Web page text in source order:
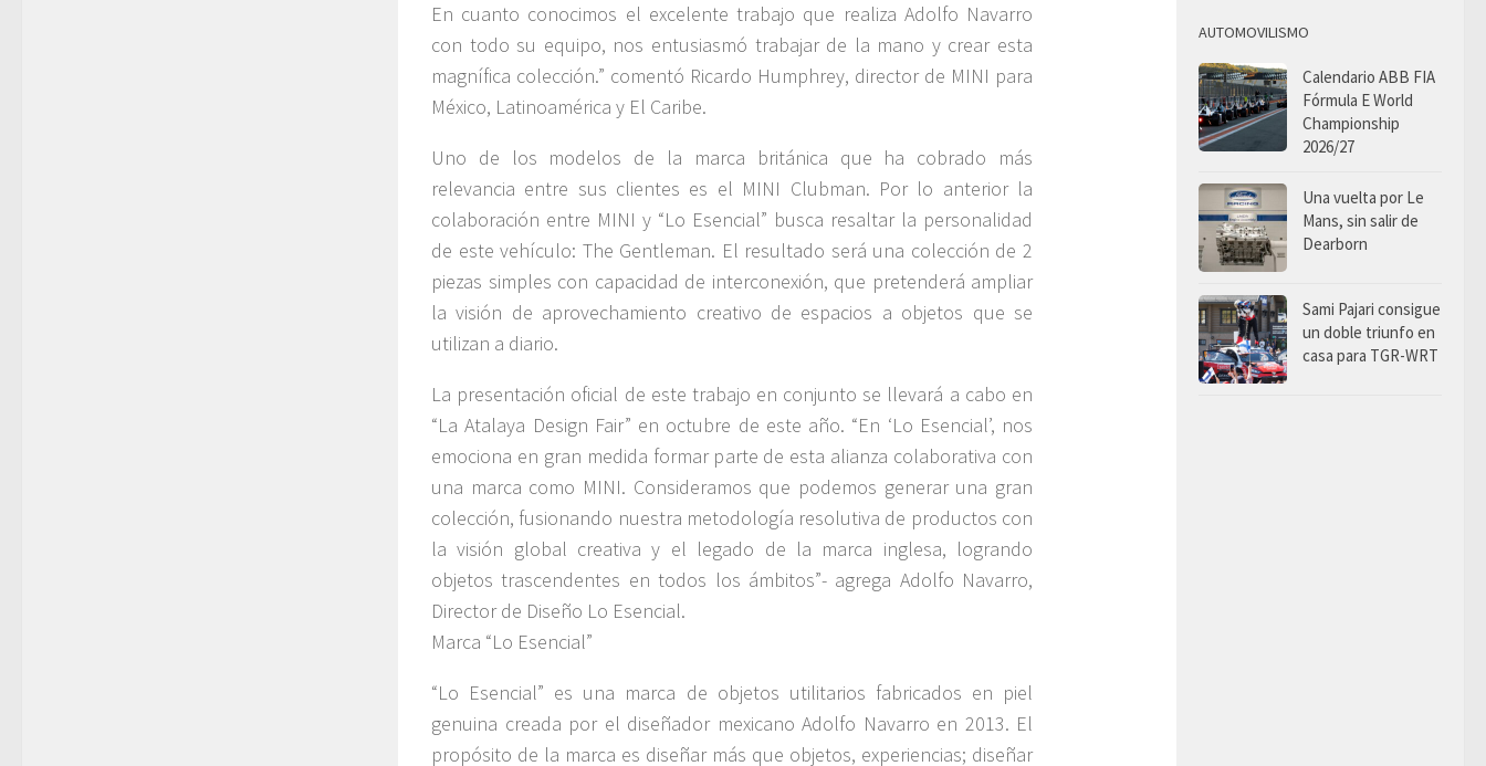
En cuanto conocimos el excelente trabajo que realiza Adolfo Navarro
con todo su equipo, nos entusiasmó trabajar de la mano y crear esta
magnífica colección.” comentó Ricardo Humphrey, director de MINI para
México, Latinoamérica y El Caribe.
Uno de los modelos de la marca británica que ha cobrado más
relevancia entre sus clientes es el MINI Clubman. Por lo anterior la
colaboración entre MINI y “Lo Esencial” busca resaltar la personalidad
de este vehículo: The Gentleman. El resultado será una colección de 2
piezas simples con capacidad de interconexión, que pretenderá ampliar
la visión de aprovechamiento creativo de espacios a objetos que se
utilizan a diario.
La presentación oficial de este trabajo en conjunto se llevará a cabo en
“La Atalaya Design Fair” en octubre de este año. “En ‘Lo Esencial’, nos
emociona en gran medida formar parte de esta alianza colaborativa con
una marca como MINI. Consideramos que podemos generar una gran
colección, fusionando nuestra metodología resolutiva de productos con
la visión global creativa y el legado de la marca inglesa, logrando
objetos trascendentes en todos los ámbitos”- agrega Adolfo Navarro,
Director de Diseño Lo Esencial.
Marca “Lo Esencial”
“Lo Esencial” es una marca de objetos utilitarios fabricados en piel
genuina creada por el diseñador mexicano Adolfo Navarro en 2013. El
propósito de la marca es diseñar más que objetos, experiencias; diseñar
AUTOMOVILISMO
Calendario ABB FIA
Fórmula E World
Championship
2026/27
Una vuelta por Le
Mans, sin salir de
Dearborn
Sami Pajari consigue
un doble triunfo en
casa para TGR-WRT